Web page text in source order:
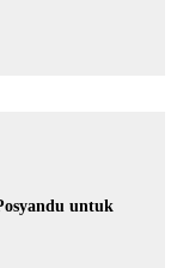
untuk